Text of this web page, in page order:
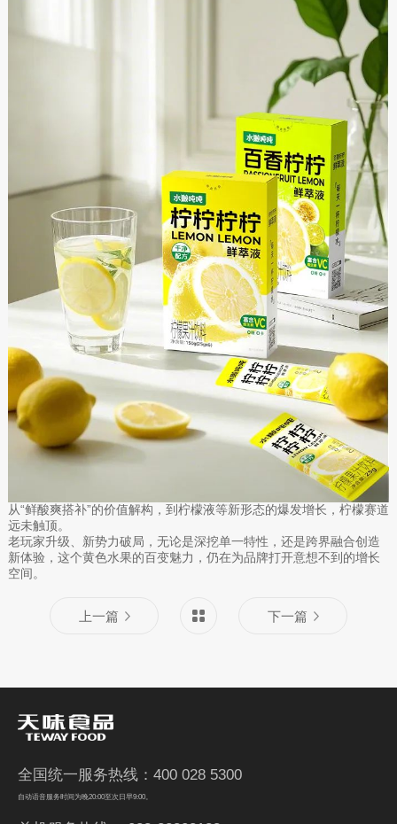
从“鲜酸爽搭补”的价值解构，到柠檬液等新形态的爆发增长，柠檬赛道
远未触顶。
老玩家升级、新势力破局，无论是深挖单一特性，还是跨界融合创造
新体验，这个黄色水果的百变魅力，仍在为品牌打开意想不到的增长
空间。
上一篇 下一篇
全国统一服务热线：400 028 5300
自动语音服务时间为晚20:00至次日早9:00。